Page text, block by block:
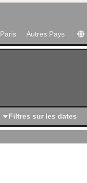
Paris Autres Pays
Filtres sur les dates